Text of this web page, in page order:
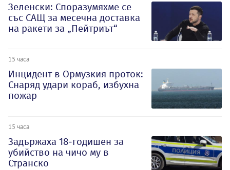
Зеленски: Споразумяхме се
със САЩ за месечна доставка
на ракети за „Пейтриът“
15 часа
Инцидент в Ормузкия проток:
Снаряд удари кораб, избухна
пожар
15 часа
Задържаха 18-годишен за
убийство на чичо му в
Странско